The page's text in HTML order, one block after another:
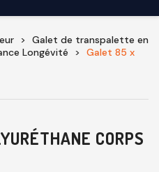
Galet de transpalette en
Longévité
Galet 85 x
CORPS